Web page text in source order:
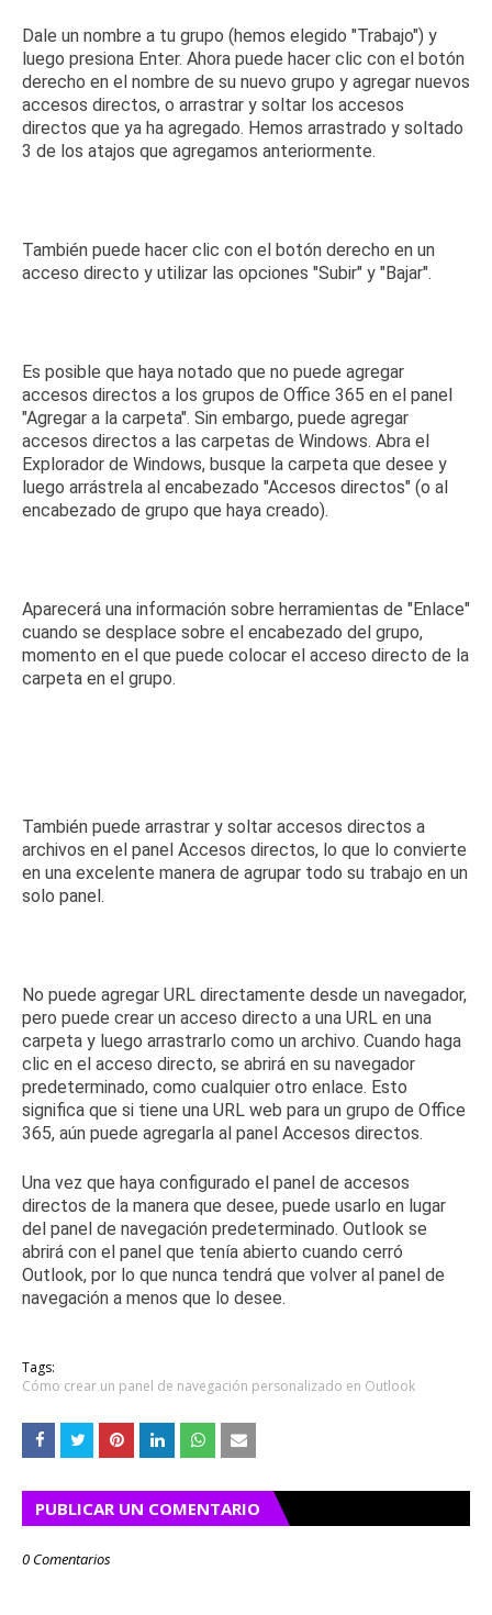
Dale un nombre a tu grupo (hemos elegido "Trabajo") y
luego presiona Enter. Ahora puede hacer clic con el botón
derecho en el nombre de su nuevo grupo y agregar nuevos
accesos directos, o arrastrar y soltar los accesos
directos que ya ha agregado. Hemos arrastrado y soltado
3 de los atajos que agregamos anteriormente.
También puede hacer clic con el botón derecho en un
acceso directo y utilizar las opciones "Subir" y "Bajar".
Es posible que haya notado que no puede agregar
accesos directos a los grupos de Office 365 en el panel
"Agregar a la carpeta". Sin embargo, puede agregar
accesos directos a las carpetas de Windows. Abra el
Explorador de Windows, busque la carpeta que desee y
luego arrástrela al encabezado "Accesos directos" (o al
encabezado de grupo que haya creado).
Aparecerá una información sobre herramientas de "Enlace"
cuando se desplace sobre el encabezado del grupo,
momento en el que puede colocar el acceso directo de la
carpeta en el grupo.
También puede arrastrar y soltar accesos directos a
archivos en el panel Accesos directos, lo que lo convierte
en una excelente manera de agrupar todo su trabajo en un
solo panel.
No puede agregar URL directamente desde un navegador,
pero puede crear un acceso directo a una URL en una
carpeta y luego arrastrarlo como un archivo. Cuando haga
clic en el acceso directo, se abrirá en su navegador
predeterminado, como cualquier otro enlace. Esto
significa que si tiene una URL web para un grupo de Office
365, aún puede agregarla al panel Accesos directos.
Una vez que haya configurado el panel de accesos
directos de la manera que desee, puede usarlo en lugar
del panel de navegación predeterminado. Outlook se
abrirá con el panel que tenía abierto cuando cerró
Outlook, por lo que nunca tendrá que volver al panel de
navegación a menos que lo desee.
Tags:
Cómo crear un panel de navegación personalizado en Outlook
PUBLICAR UN COMENTARIO
0 Comentarios